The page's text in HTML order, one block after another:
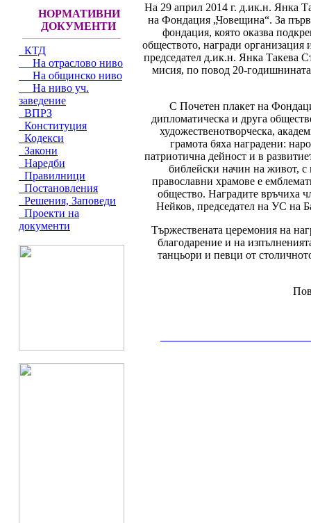
НОРМАТИВНИ
ДОКУМЕНТИ
КТД
На отраслово ниво
На общинско ниво
На ниво уч.
заведение
ВПРЗ
Конституция
Кодекси
Закони
Наредби
Правилници
Постановления
Решения, Заповеди
Проекти на
документи
На 29 април 2014 г. д.ик.н. Янка
на Фондация „Човещина“. За
фондация, която оказва
обществото, награди
председател д.ик.н. Янка Такева
мисия, по повод 20-годишнината
С Почетен плакет на
дипломатическа и друга
художественотворческа,
грамота бяха наградени:
патриотична дейност и в
библейски начин на живот, с
православни храмове е
общество. Наградите връчиха
Нейков, председател на УС на
Тържествената церемония на
благодарение и на
танцьори и певци от